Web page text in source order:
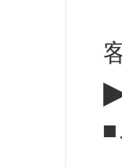
■